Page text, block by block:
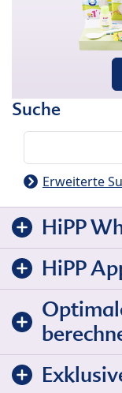
Suche
Erweiterte
HiPP
HiPP